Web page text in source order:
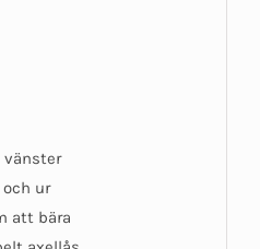
vänster
ur
att bära